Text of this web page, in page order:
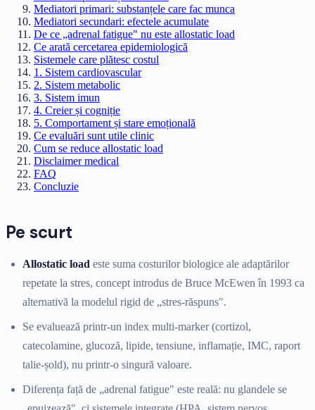
Mediatori primari: substanțele care fac munca
Mediatori secundari: efectele acumulate
De ce „adrenal fatigue" nu este allostatic load
Ce arată cercetarea epidemiologică
Sistemele care plătesc costul
1. Sistem cardiovascular
2. Sistem metabolic
3. Sistem imun
4. Creier și cogniție
5. Comportament și stare emoțională
Ce evaluări sunt utile clinic
Cum se reduce allostatic load
Disclaimer medical
FAQ
Concluzie
Pe scurt
Allostatic load este suma costurilor biologice ale adaptărilor
repetate la stres, concept introdus de Bruce McEwen în 1993 ca
alternativă la modelul rigid de „stres-răspuns".
Se evaluează printr-un index multi-marker (cortizol,
catecolamine, glucoză, lipide, tensiune, inflamație, IMC, raport
talie-șold), nu printr-o singură valoare.
Diferența față de „adrenal fatigue" este reală: nu glandele se